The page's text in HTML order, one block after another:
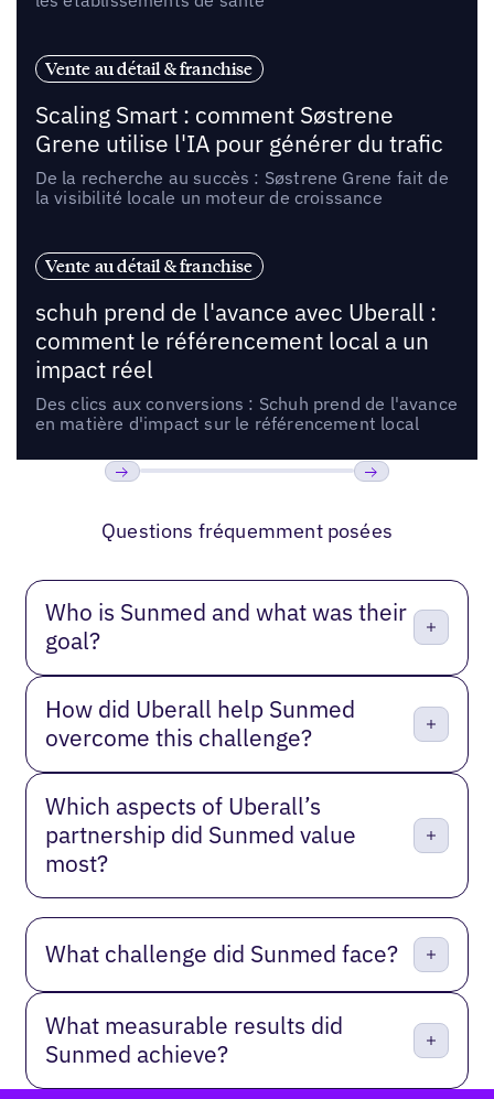
Vente au détail & franchise
Scaling Smart : comment Søstrene
Grene utilise l'IA pour générer du trafic
De la recherche au succès : Søstrene Grene fait de
la visibilité locale un moteur de croissance
Vente au détail & franchise
schuh prend de l'avance avec Uberall :
comment le référencement local a un
impact réel
Des clics aux conversions : Schuh prend de l'avance
en matière d'impact sur le référencement local
Questions fréquemment posées
Who is Sunmed and what was their
goal?
How did Uberall help Sunmed
overcome this challenge?
Which aspects of Uberall’s
partnership did Sunmed value
most?
What challenge did Sunmed face?
What measurable results did
Sunmed achieve?